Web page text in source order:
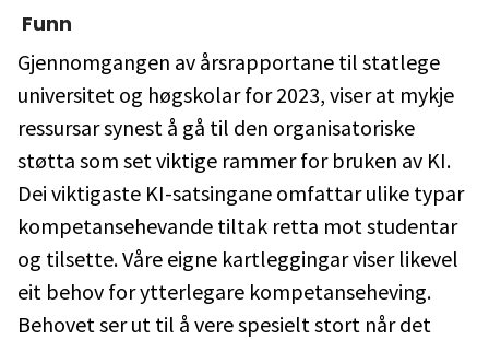
Funn
Gjennomgangen av årsrapportane til statlege
universitet og høgskolar for 2023, viser at mykje
ressursar synest å gå til den organisatoriske
støtta som set viktige rammer for bruken av KI.
Dei viktigaste KI-satsingane omfattar ulike typar
kompetansehevande tiltak retta mot studentar
og tilsette. Våre eigne kartleggingar viser likevel
eit behov for ytterlegare kompetanseheving.
Behovet ser ut til å vere spesielt stort når det